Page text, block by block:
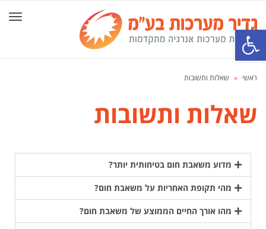
פתח סרגל נגישות
ראשי » שאלות ותשובות
שאלות ותשובות
מדוע משאבת חום בטיחותית יותר?
מהי תקופת האחריות על משאבת חום?
מהו אורך החיים הממוצע של משאבת חום?